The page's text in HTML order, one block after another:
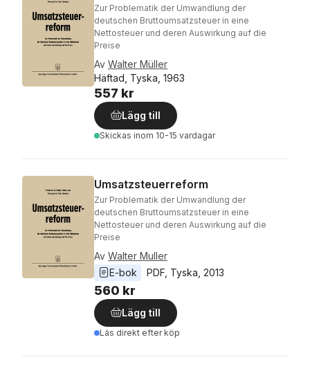
Zur Problematik der Umwandlung der
deutschen Bruttoumsatzsteuer in eine
Nettosteuer und deren Auswirkung auf die
Preise
Av Walter Müller
Häftad, Tyska, 1963
557 kr
Lägg till
Skickas inom 10-15 vardagar
Umsatzsteuerreform
Zur Problematik der Umwandlung der
deutschen Bruttoumsatzsteuer in eine
Nettosteuer und deren Auswirkung auf die
Preise
Av Walter Muller
E-bok
PDF Tyska 2013
560 kr
Lägg till
Läs direkt efter köp